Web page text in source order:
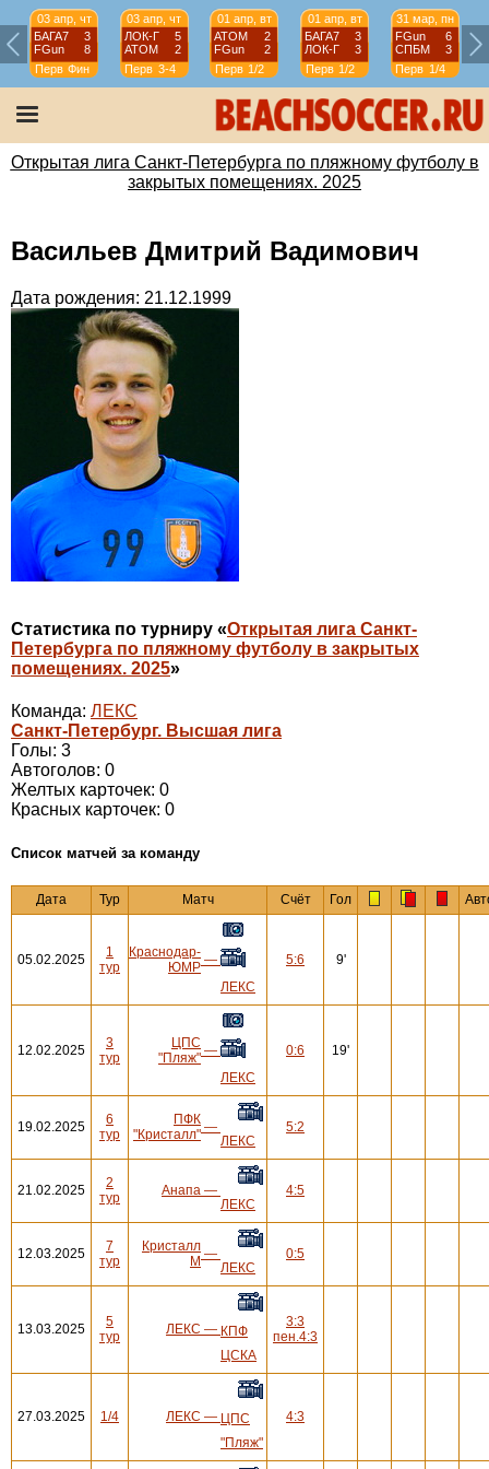
03 апр, чт
БАГА7
3
FGun
8
Перв Фин
03 апр, чт
ЛОК-Г
5
АТОМ
2
Перв 3-4
01 апр, вт
АТОМ
2
FGun
2
Перв 1/2
01 апр, вт
БАГА7
3
ЛОК-Г
3
Перв 1/2
31 мар, пн
FGun
6
СПБМ
3
Перв 1/4
Открытая лига Санкт-Петербурга по пляжному футболу в
закрытых помещениях. 2025
Васильев Дмитрий Вадимович
Дата рождения: 21.12.1999
Статистика по турниру «Открытая лига Санкт-
Петербурга по пляжному футболу в закрытых
помещениях. 2025»
Команда: ЛЕКС
Санкт-Петербург. Высшая лига
Голы: 3
Автоголов: 0
Желтых карточек: 0
Красных карточек: 0
Cписок матчей за команду
Дата Тур Матч Счёт Гол
05.02.2025
1
тур
Краснодар-
ЮМР —
ЛЕКС
5:6 9'
12.02.2025
3
тур
ЦПС
"Пляж" —
ЛЕКС
0:6 19'
19.02.2025
6
тур
ПФК
"Кристалл" —
ЛЕКС
5:2
21.02.2025
2
тур
Анапа —
ЛЕКС
4:5
12.03.2025
7
тур
Кристалл
М —
ЛЕКС
0:5
13.03.2025
5
тур
ЛЕКС — КПФ
ЦСКА
3:3
пен.4:3
27.03.2025 1/4 ЛЕКС — ЦПС
"Пляж"
4:3